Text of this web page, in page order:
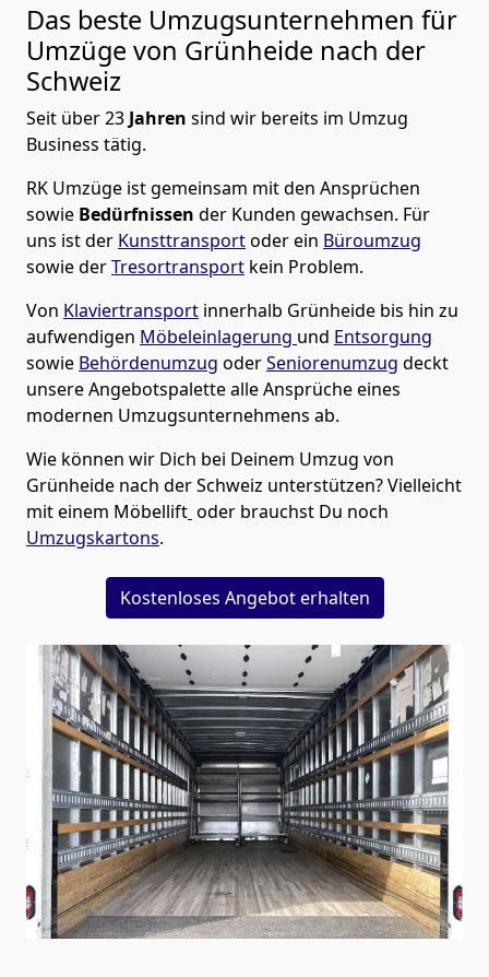
Das beste Umzugsunternehmen für
Umzüge von Grünheide nach der
Schweiz
Seit über23 Jahren sind wir bereits im Umzug
Business tätig.
RK Umzüge ist gemeinsam mit den Ansprüchen
sowie Bedürfnissen der Kunden gewachsen. Für
uns ist der Kunsttransportoder ein Büroumzug
sowie derTresortransport kein Problem.
Von Klaviertransport innerhalb Grünheide bis hin zu
aufwendigen Möbeleinlagerung und Entsorgung
sowie Behördenumzug oderSeniorenumzug deckt
unsere Angebotspalette alle Ansprüche eines
modernen Umzugsunternehmens ab.
Wie können wir Dich bei Deinem Umzug von
Grünheide nach der Schweiz unterstützen? Vielleicht
mit einem Möbellift oder brauchst Du noch
Umzugskartons.
Kostenloses Angebot erhalten